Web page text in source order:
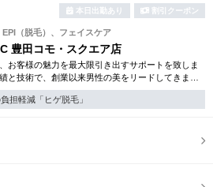
岩盤浴あり
有資格者在籍
女性スタッフのみ
Ｗセラピスト
本日出勤あり 割引クーポン
EPI（脱毛）、フェイスケア
豊田コモ・スクエア店
お客様の魅力を最大限引き出すサポートを致しま
と技術で、創業以来男性の美をリードしてきまし
ズ脱毛をはじめ、フェイシャルケア、引き締め等
スも多数。
担軽減「ヒゲ脱毛」